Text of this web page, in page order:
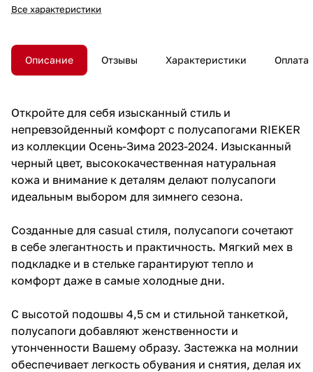
Все характеристики
Описание Отзывы Характеристики Оплата
Откройте для себя изысканный стиль и
непревзойденный комфорт с полусапогами RIEKER
из коллекции Осень-Зима 2023-2024. Изысканный
черный цвет, высококачественная натуральная
кожа и внимание к деталям делают полусапоги
идеальным выбором для зимнего сезона.
Созданные для casual стиля, полусапоги сочетают
в себе элегантность и практичность. Мягкий мех в
подкладке и в стельке гарантируют тепло и
комфорт даже в самые холодные дни.
С высотой подошвы 4,5 см и стильной танкеткой,
полусапоги добавляют женственности и
утонченности Вашему образу. Застежка на молнии
обеспечивает легкость обувания и снятия, делая их